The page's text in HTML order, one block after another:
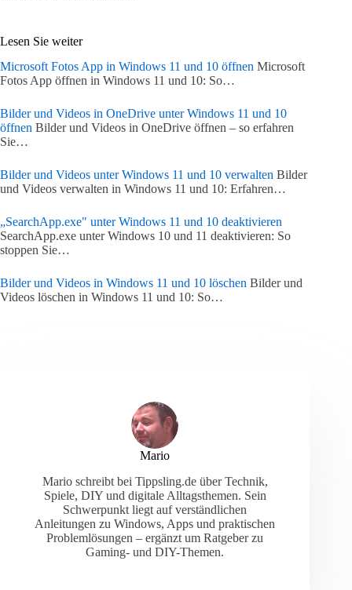
Lesen Sie weiter
Microsoft Fotos App in Windows 11 und 10 öffnen Microsoft
Fotos App öffnen in Windows 11 und 10: So…
Bilder und Videos in OneDrive unter Windows 11 und 10
öffnen Bilder und Videos in OneDrive öffnen – so erfahren
Sie…
Bilder und Videos unter Windows 11 und 10 verwalten Bilder
und Videos verwalten in Windows 11 und 10: Erfahren…
„SearchApp.exe" unter Windows 11 und 10 deaktivieren
SearchApp.exe unter Windows 10 und 11 deaktivieren: So
stoppen Sie…
Bilder und Videos in Windows 11 und 10 löschen Bilder und
Videos löschen in Windows 11 und 10: So…
Mario
Mario schreibt bei Tippsling.de über Technik,
Spiele, DIY und digitale Alltagsthemen. Sein
Schwerpunkt liegt auf verständlichen
Anleitungen zu Windows, Apps und praktischen
Problemlösungen – ergänzt um Ratgeber zu
Gaming- und DIY-Themen.